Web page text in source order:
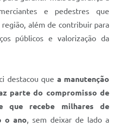
e pedestres que
além de contribuir para
públicos e valorização da
destacou que a manutenção
parte do compromisso de
que recebe milhares de
o ano, sem deixar de lado a